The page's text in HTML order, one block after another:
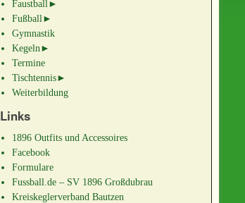
Faustball►
Fußball►
Gymnastik
Kegeln►
Termine
Tischtennis►
Weiterbildung
Links
1896 Outfits und Accessoires
Facebook
Formulare
Fussball.de – SV 1896 Großdubrau
Kreiskeglerverband Bautzen